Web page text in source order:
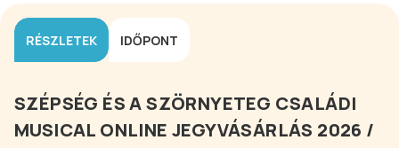
RÉSZLETEK IDŐPONT
SZÉPSÉG ÉS A SZÖRNYETEG CSALÁDI
MUSICAL ONLINE JEGYVÁSÁRLÁS 2026 /